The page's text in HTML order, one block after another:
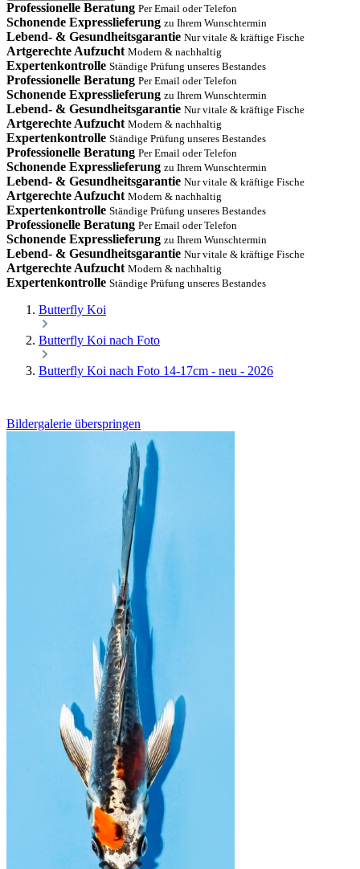
Professionelle Beratung Per Email oder Telefon
Schonende Expresslieferung zu Ihrem Wunschtermin
Lebend- & Gesundheitsgarantie Nur vitale & kräftige Fische
Artgerechte Aufzucht Modern & nachhaltig
Expertenkontrolle Ständige Prüfung unseres Bestandes
Professionelle Beratung Per Email oder Telefon
Schonende Expresslieferung zu Ihrem Wunschtermin
Lebend- & Gesundheitsgarantie Nur vitale & kräftige Fische
Artgerechte Aufzucht Modern & nachhaltig
Expertenkontrolle Ständige Prüfung unseres Bestandes
Professionelle Beratung Per Email oder Telefon
Schonende Expresslieferung zu Ihrem Wunschtermin
Lebend- & Gesundheitsgarantie Nur vitale & kräftige Fische
Artgerechte Aufzucht Modern & nachhaltig
Expertenkontrolle Ständige Prüfung unseres Bestandes
Professionelle Beratung Per Email oder Telefon
Schonende Expresslieferung zu Ihrem Wunschtermin
Lebend- & Gesundheitsgarantie Nur vitale & kräftige Fische
Artgerechte Aufzucht Modern & nachhaltig
Expertenkontrolle Ständige Prüfung unseres Bestandes
Butterfly Koi
Butterfly Koi nach Foto
Butterfly Koi nach Foto 14-17cm - neu - 2026
Bildergalerie überspringen